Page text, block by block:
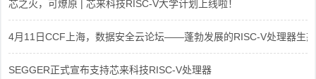
芯之火，可燎原 | 芯来科技RISC-V大学计划上线啦！
4月11日CCF上海，数据安全云论坛——蓬勃发展的RISC-V处理器生态
SEGGER正式宣布支持芯来科技RISC-V处理器